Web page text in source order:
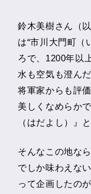
鈴木美樹さん（
は“市川大門町（
ろで、1200年以
水も空気も澄ん
将軍家からも評
美しくなめらか
（はだよし）』
そんなこの地な
でしか味わえな
って企画したの